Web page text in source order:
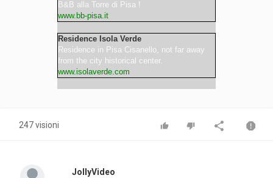
B&B alla Torre di Pisa !
www.bb-pisa.it
Residence Isola Verde
Residence in Pisa Cisanello, not far away
from the city historical center.
www.isolaverde.com
247 visioni
JollyVideo